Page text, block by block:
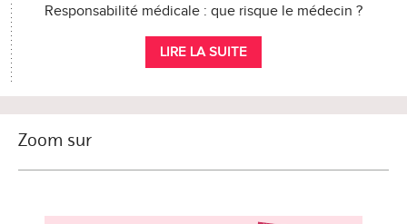
Responsabilité médicale : que risque le médecin ?
LIRE LA SUITE
Zoom sur